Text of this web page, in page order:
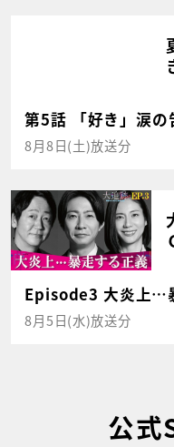
第5話 「好き」涙の
8月8日(土)放送分
Episode3 大炎上…
8月5日(水)放送分
公式